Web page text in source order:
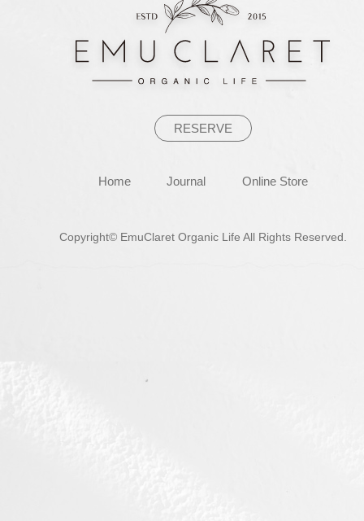
RESERVE
Home Journal Online Store
Copyright© EmuClaret Organic Life All Rights Reserved.